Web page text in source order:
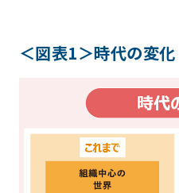
＜図表1＞時代の変化